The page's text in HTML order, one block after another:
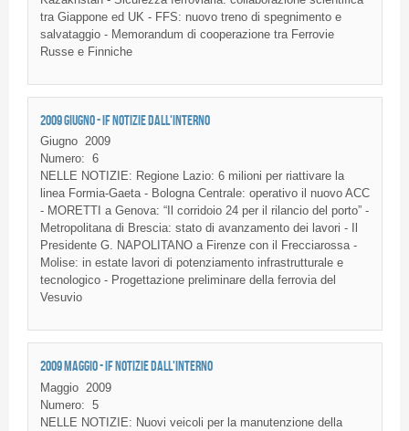
tra Giappone ed UK - FFS: nuovo treno di spegnimento e
salvataggio - Memorandum di cooperazione tra Ferrovie
Russe e Finniche
2009 GIUGNO - IF NOTIZIE DALL'INTERNO
Giugno 2009
Numero: 6
NELLE NOTIZIE: Regione Lazio: 6 milioni per riattivarela
linea Formia-Gaeta- Bologna Centrale: operativo il nuovoACC
- MORETTI a Genova: “Il corridoio24 per il rilanciodel porto”-
Metropolitana di Brescia: stato di avanzamento dei lavori - Il
PresidenteG. NAPOLITANO a Firenzecon il Frecciarossa-
Molise: in estate lavori di potenziamento infrastrutturalee
tecnologico- Progettazione preliminare della ferroviadel
Vesuvio
2009 MAGGIO - IF NOTIZIE DALL'INTERNO
Maggio
2009
Numero: 5
NELLE NOTIZIE: Nuovi veicoli per la manutenzione della